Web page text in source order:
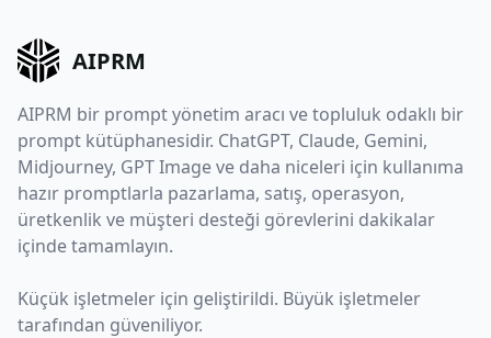
AIPRM
AIPRM bir prompt yönetim aracı ve topluluk odaklı bir
prompt kütüphanesidir. ChatGPT, Claude, Gemini,
Midjourney, GPT Image ve daha niceleri için kullanıma
hazır promptlarla pazarlama, satış, operasyon,
üretkenlik ve müşteri desteği görevlerini dakikalar
içinde tamamlayın.
Küçük işletmeler için geliştirildi. Büyük işletmeler
tarafından güveniliyor.